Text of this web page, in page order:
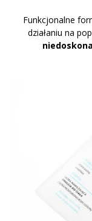
Funkcjonalne
działaniu na